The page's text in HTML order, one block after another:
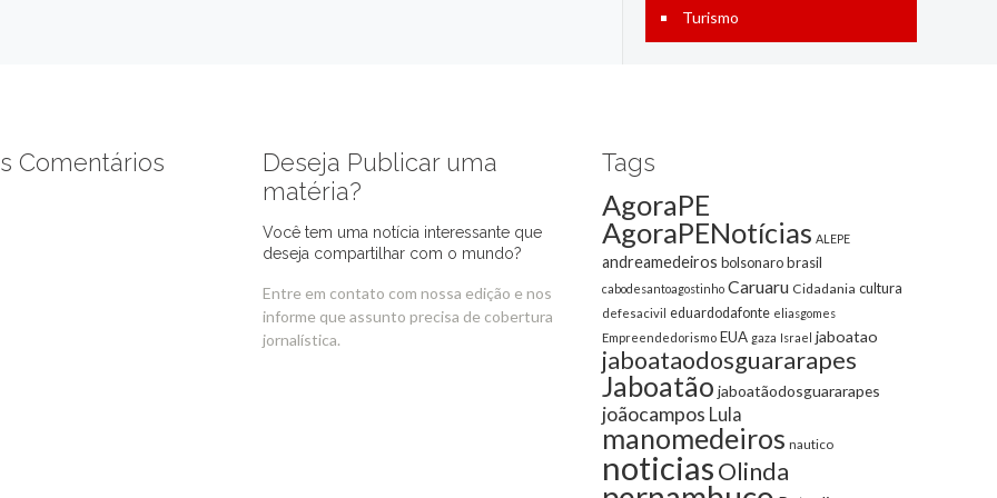
Turismo
Comentários
Deseja Publicar uma
matéria?
Você tem uma notícia interessante que
deseja compartilhar com o mundo?
Entre em contato com nossa edição e nos
informe que assunto precisa de cobertura
jornalística.
Tags
AgoraPE
AgoraPENotícias ALEPE
andreamedeiros bolsonarobrasil
cabodesantoagostinho Caruaru Cidadania cultura
defesacivil eduardodafonte eliasgomes
Empreendedorismo EUA gaza Israel jaboatao
jaboataodosguararapes
Jaboatão jaboatãodosguararapes
joãocampos Lula
manomedeiros nautico
noticiasOlinda